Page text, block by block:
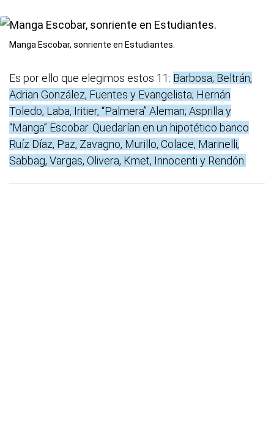
Manga Escobar, sonriente en Estudiantes.
Es por ello que elegimos estos 11: Barbosa; Beltrán,
Adrian González, Fuentes y Evangelista; Hernán
Toledo, Laba, Iritier, “Palmera” Aleman; Asprilla y
“Manga” Escobar. Quedarían en un hipotético banco
Ruíz Díaz, Paz, Zavagno, Murillo, Colace, Marinelli,
Sabbag, Vargas, Olivera, Kmet, Innocenti y Rendón.